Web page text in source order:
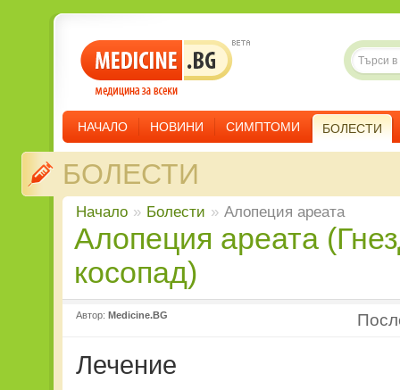
НАЧАЛО НОВИНИ СИМПТОМИ БОЛЕСТИ
БОЛЕСТИ
Начало » Болести » Алопеция ареата
Алопеция ареата (Гнездов
косопад)
Автор: Medicine.BG
Лечение